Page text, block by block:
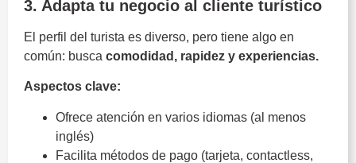
3. Adapta tu negocio al cliente turístico
El perfil del turista es diverso, pero tiene algo en
común: busca comodidad, rapidez y experiencias.
Aspectos clave:
Ofrece atención en varios idiomas (al menos
inglés)
Facilita métodos de pago (tarjeta, contactless,